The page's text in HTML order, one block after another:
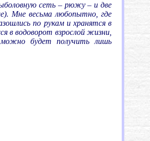
сеть – рюжу – и две
Мне весьма любопытно, где
по рукам и хранятся в
в водоворот взрослой жизни,
будет получить лишь